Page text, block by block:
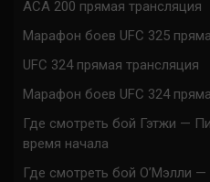
ACA 200 прямая трансляция
Марафон боев UFC 325
UFC 324 прямая трансляция
Марафон боев UFC 324
Где смотреть бой Гэтжи —
время начала
Где смотреть бой О’Мэлли —